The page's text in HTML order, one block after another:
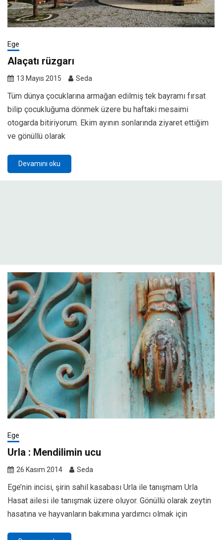
Ege
Alaçatı rüzgarı
13 Mayıs 2015 Seda
Tüm dünya çocuklarına armağan edilmiş tek bayramı fırsat
bilip çocukluğuma dönmek üzere bu haftaki mesaimi
otogarda bitiriyorum. Ekim ayının sonlarında ziyaret ettiğim
ve gönüllü olarak
Devamını oku
Ege
Urla : Mendilimin ucu
26 Kasım 2014 Seda
Ege’nin incisi, şirin sahil kasabası Urla ile tanışmam Urla
Hasat ailesi ile tanışmak üzere oluyor. Gönüllü olarak zeytin
hasatına ve hayvanların bakımına yardımcı olmak için